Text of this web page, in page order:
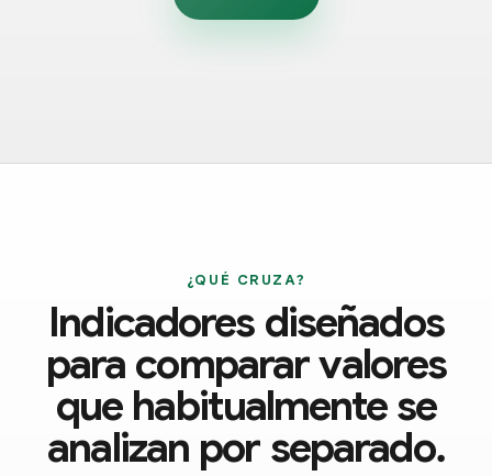
¿QUÉ CRUZA?
Indicadores diseñados
para comparar valores
que habitualmente se
analizan por separado.